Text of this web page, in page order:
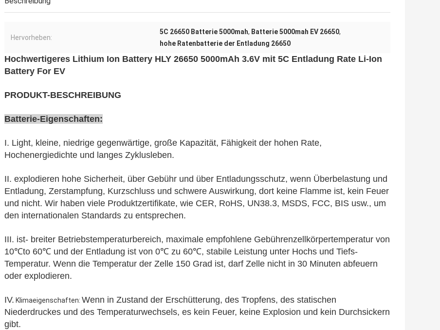
Hervorheben:
5C 26650 Batterie 5000mah, Batterie 5000mah EV 26650,
hohe Ratenbatterie der Entladung 26650
Hochwertigeres Lithium Ion Battery HLY 26650 5000mAh 3.6V mit 5C Entladung Rate Li-Ion
Battery For EV
PRODUKT-BESCHREIBUNG
Batterie-Eigenschaften:
I. Light, kleine, niedrige gegenwärtige, große Kapazität, Fähigkeit der hohen Rate,
Hochenergiedichte und langes Zyklusleben.
II. explodieren hohe Sicherheit, über Gebühr und über Entladungsschutz, wenn Überbelastung und
Entladung, Zerstampfung, Kurzschluss und schwere Auswirkung, dort keine Flamme ist, kein Feuer
und nicht. Wir haben viele Produktzertifikate, wie CER, RoHS, UN38.3, MSDS, FCC, BIS usw., um
den internationalen Standards zu entsprechen.
III. ist- breiter Betriebstemperaturbereich, maximale empfohlene Gebührenzellkörpertemperatur von
10℃to 60℃ und der Entladung ist von 0℃ zu 60℃, stabile Leistung unter Hochs und Tiefs-
Temperatur. Wenn die Temperatur der Zelle 150 Grad ist, darf Zelle nicht in 30 Minuten abfeuern
oder explodieren.
IV. Klimaeigenschaften: Wenn in Zustand der Erschütterung, des Tropfens, des statischen
Niederdruckes und des Temperaturwechsels, es kein Feuer, keine Explosion und kein Durchsickern
gibt.